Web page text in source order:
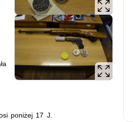
poniżej 17 J.